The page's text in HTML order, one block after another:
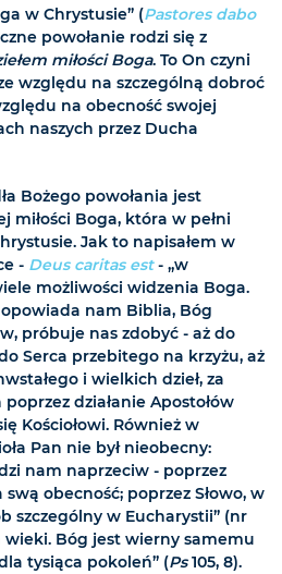
w Chrystusie” (Pastores dabo
powołanie rodzi się z
miłości Boga. To On czyni
względu na szczególną dobroć
na obecność swojej
naszych przez Ducha
Bożego powołania jest
miłości Boga, która w pełni
Jak to napisałem w
- Deus caritas est- „w
możliwości widzenia Boga.
nam Biblia, Bóg
próbuje nas zdobyć - aż do
Serca przebitego na krzyżu, aż
i wielkich dzieł, za
działanie Apostołów
Kościołowi. Również w
Pan nie był nieobecny:
nam naprzeciw - poprzez
obecność; poprzez Słowo, w
szczególny w Eucharystii” (nr
wieki. Bóg jest wierny samemu
tysiąca pokoleń” (Ps105, 8).